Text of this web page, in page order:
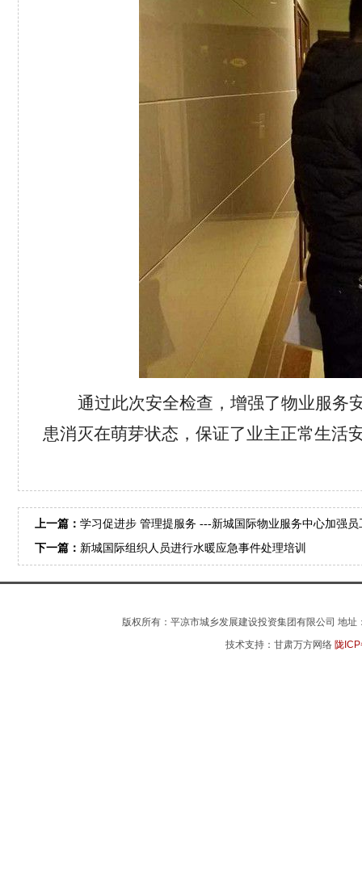
通过此次安全检查，增强了物业服务
患消灭在萌芽状态，保证了业主正常生活
上一篇： 学习促进步 管理提服务 ---新城国际物业服务中心加强
下一篇： 新城国际组织人员进行水暖应急事件处理培训
版权所有：平凉市城乡发展建设投资集团有限公司 地
技术支持：甘肃万方网络 陇